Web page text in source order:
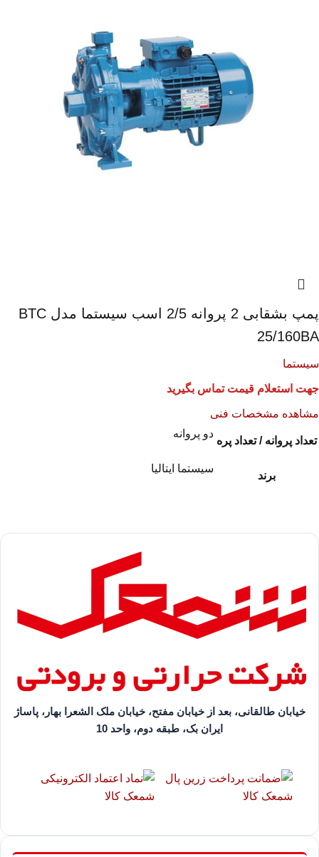
پمپ بشقابی 2 پروانه 2/5 اسب سیستما مدل BTC
25/160BA
سیستما
جهت استعلام قیمت تماس بگیرید
مشاهده مشخصات فنی
تعداد پروانه / تعداد پره
دو پروانه
برند
سیستما ایتالیا
خیابان طالقانی، بعد از خیابان مفتح، خیابان ملک الشعرا بهار، پاساژ
ایران بک، طبقه دوم، واحد 10